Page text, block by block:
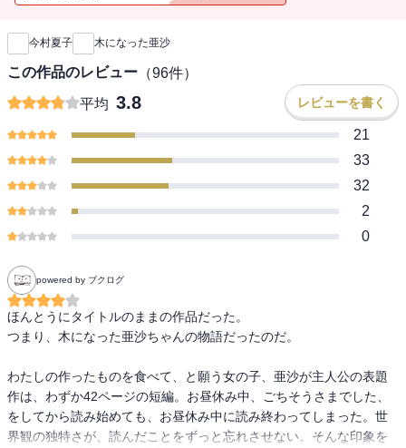
版を底本としています。
新刊通知
今村夏子 木になった亜沙
この作品のレビュー （96件）
平均 3.8 レビューを書く
21
33
32
2
0
powered by ブクログ
ほんとうにタイトルのままの作品だった。
つまり、木になった亜沙ちゃんの物語だったのだ。
わたしの作ったものを食べて、と願う女の子、亜沙が主人公の表題
作は、わずか42ページの短編。お昼休み中、ごちそうさまでした、
をしてから読み始めても、お昼休み中に読み終わってしまった。世
界観の独特さが、読んだことをずっと忘れさせない。そんな印象を